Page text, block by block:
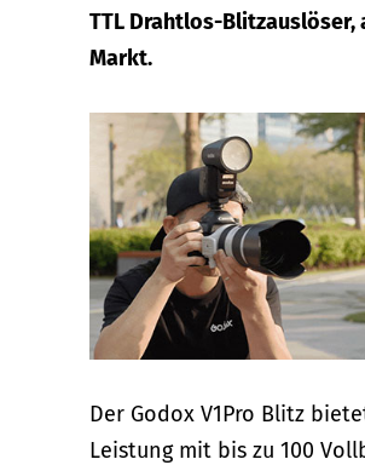
TTL Drahtlos-Blitzauslöser,
Markt.
Der Godox V1Pro Blitz
Leistung mit bis zu 100